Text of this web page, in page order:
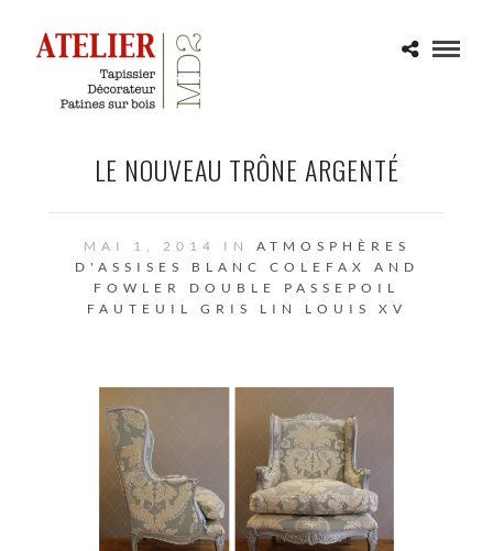
LE NOUVEAU TRÔNE ARGENTÉ
MAI 1, 2014 IN ATMOSPHÈRES
D'ASSISES
BLANC
COLEFAX AND
FOWLER
DOUBLE PASSEPOIL
FAUTEUIL
GRIS LIN LOUIS XV